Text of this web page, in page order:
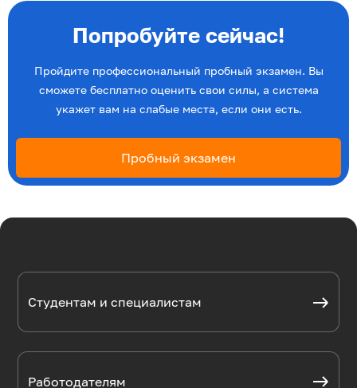
Попробуйте сейчас!
Пройдите профессиональный пробный экзамен. Вы
сможете бесплатно оценить свои силы, а система
укажет вам на слабые места, если они есть.
Пробный экзамен
Студентам и специалистам
Работодателям